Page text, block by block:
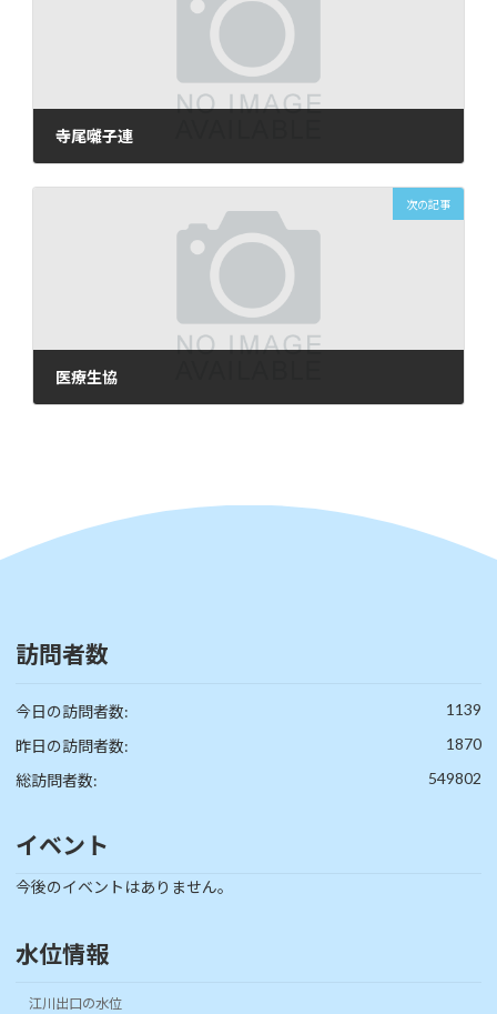
寺尾囃子連
次の記事
医療生協
訪問者数
1139
今日の訪問者数:
1870
昨日の訪問者数:
549802
総訪問者数:
イベント
今後のイベントはありません。
水位情報
江川出口の水位